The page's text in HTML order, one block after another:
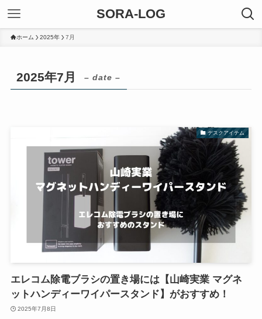
SORA-LOG
ホーム 2025年 7月
2025年7月 – date –
デスクアイテム
エレコム除電ブラシの置き場には【山崎実業 マグネ
ットハンディーワイパースタンド】がおすすめ！
2025年7月8日